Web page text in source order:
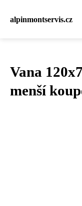
alpinmontservis.cz
Vana
menší